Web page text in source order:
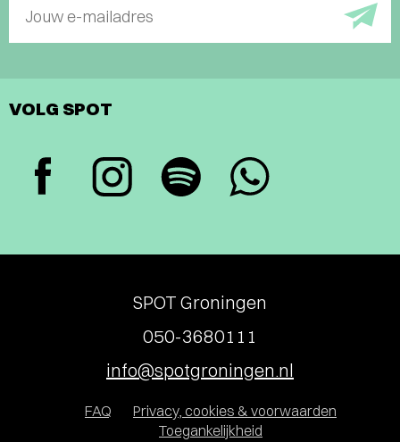
Jouw e-mailadres
VOLG SPOT
SPOT Groningen
050-3680111
info@spotgroningen.nl
FAQ
Privacy, cookies & voorwaarden
Toegankelijkheid